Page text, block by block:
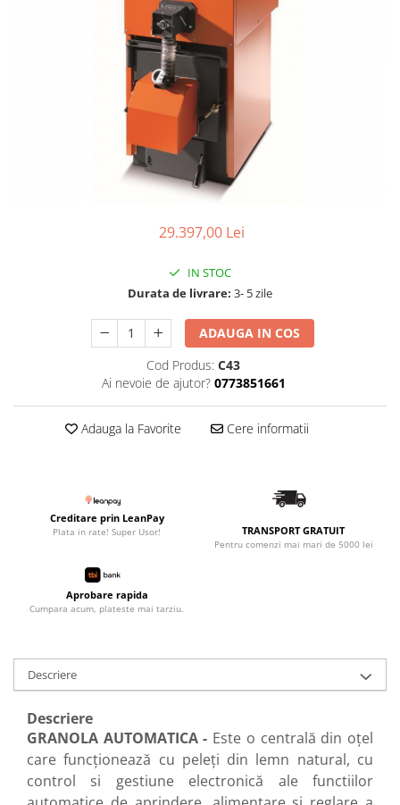
29.397,00 Lei
IN STOC
Durata de livrare: 3- 5 zile
ADAUGA IN COS
Cod Produs: C43
Ai nevoie de ajutor? 0773851661
Adauga la Favorite Cere informatii
Creditare prin LeanPay
Plata in rate! Super Usor! TRANSPORT GRATUIT
Pentru comenzi mai mari de 5000 lei
Aprobare rapida
Cumpara acum, plateste mai tarziu.
Descriere
Descriere
GRANOLA AUTOMATICA - Este o centrală din oţel
care funcţionează cu peleţi din lemn natural, cu
control si gestiune electronică ale functiilor